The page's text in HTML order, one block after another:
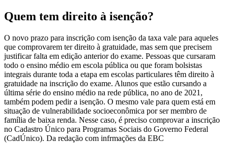
Quem tem direito à isenção?
O novo prazo para inscrição com isenção da taxa vale para aqueles
que comprovarem ter direito à gratuidade, mas sem que precisem
justificar falta em edição anterior do exame. Pessoas que cursaram
todo o ensino médio em escola pública ou que foram bolsistas
integrais durante toda a etapa em escolas particulares têm direito à
gratuidade na inscrição do exame. Alunos que estão cursando a
última série do ensino médio na rede pública, no ano de 2021,
também podem pedir a isenção. O mesmo vale para quem está em
situação de vulnerabilidade socioeconômica por ser membro de
família de baixa renda. Nesse caso, é preciso comprovar a inscrição
no Cadastro Único para Programas Sociais do Governo Federal
(CadÚnico). Da redação com infrmações da EBC